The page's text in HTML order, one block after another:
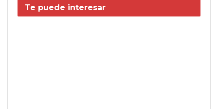
Te puede interesar